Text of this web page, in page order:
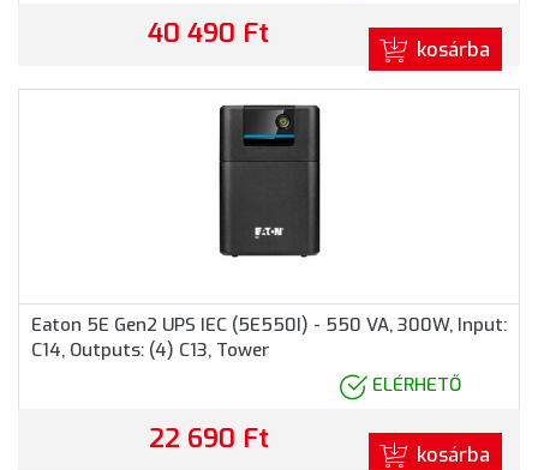
40 490 Ft kosárba
Eaton 5E Gen2 UPS IEC (5E550I) - 550 VA, 300W, Input:
C14, Outputs: (4) C13, Tower
ELÉRHETŐ
22 690 Ft kosárba